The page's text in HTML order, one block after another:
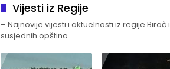
Vijesti iz Regije
– Najnovije vijesti i aktuelnosti iz regije Birač i
susjednih opština.